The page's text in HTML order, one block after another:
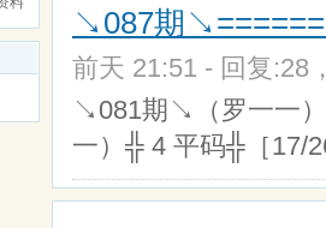
↘087期
前天 21:51 - 回复:28
↘081期↘（罗一一
一）╬ 4 平码╬［17/